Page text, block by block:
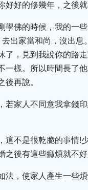
好的修幾年，之後就
學佛的時候，我的一
出家當和尚，沒出
了，見到我說你的路
一樣。所以時間長了
後再說。
若家人不同意我拿錢
這不是很乾脆的事情!
之後有這些痲煩就不好
法，使家人產生一些